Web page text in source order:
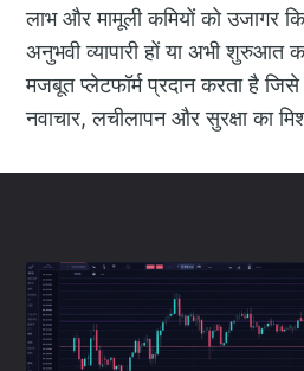
लाभ और मामूली कमियों को उजागर
अनुभवी व्यापारी हों या अभी शुरुआत
मजबूत प्लेटफॉर्म प्रदान करता है जिसे
नवाचार, लचीलापन और सुरक्षा का